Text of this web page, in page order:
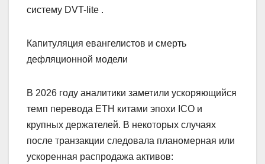
систему DVT-lite .
Капитуляция евангелистов и смерть
дефляционной модели
В 2026 году аналитики заметили ускоряющийся
темп перевода ETH китами эпохи ICO и
крупных держателей. В некоторых случаях
после транзакции следовала планомерная или
ускоренная распродажа активов: